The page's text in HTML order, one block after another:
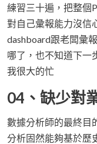
練習三十遍，把整個
對自己彙報能力沒信
dashboard跟老闆彙
哪了，也不知道下一
我很大的忙
04、缺少對
數據分析師的最終目
分析固然能夠基於歷